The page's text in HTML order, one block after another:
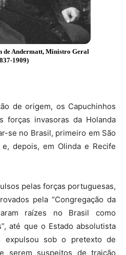
de Andermatt, Ministro Geral
1909)
de origem, os Capuchinhos
forças invasoras da Holanda
se no Brasil, primeiro em São
e, depois, em Olinda e Recife
pelas forças portuguesas,
pela “Congregação da
raízes no Brasil como
até que o Estado absolutista
expulsou sob o pretexto de
serem suspeitos de traição